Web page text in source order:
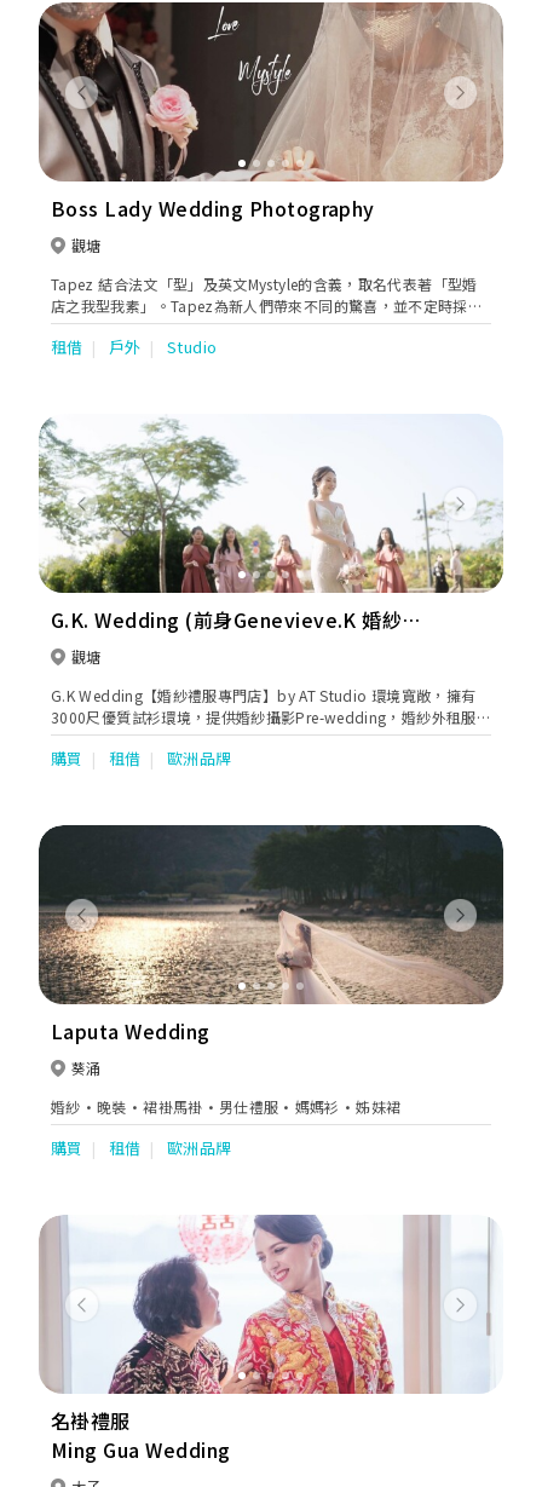
Previous Next
Boss Lady Wedding Photography
觀塘
Tapez 結合法文「型」及英文Mystyle的含義，取名代表著「型婚
店之我型我素」。Tapez為新人們帶來不同的驚喜，並不定時採購
/ 搜尋不同的款式，包括更型、更潮、更典雅、更華麗的婚紗、晚
裝、男禮服，令一眾準新人不論是外影或在最特別的大日子中，都
租借 戶外 Studio
Previous Next
G.K. Wedding (前身Genevieve.K 婚紗禮
服專門店)
觀塘
G.K Wedding【婚紗禮服專門店】by AT Studio 環境寬敞，擁有
3000尺優質試衫環境，提供婚紗攝影Pre-wedding，婚紗外租服
務，Bigday攝錄及Bigday Make-up，Bridal Gown Design，Pre-
Wedding Photography，Makeup等服務。更有外國品牌婚紗租
訂造，星級化妝及婚禮一條龍服務。
購買 租借 歐洲品牌
Previous Next
Laputa Wedding
葵涌
婚紗·晚裝·裙褂馬褂·男仕禮服·媽媽衫·姊妹裙
購買 租借 歐洲品牌
Previous Next
名褂禮服
Ming Gua Wedding